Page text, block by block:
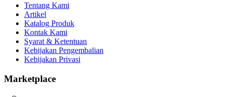
Tentang Kami
Artikel
Katalog Produk
Kontak Kami
Syarat & Ketentuan
Kebijakan Pengembalian
Kebijakan Privasi
Marketplace